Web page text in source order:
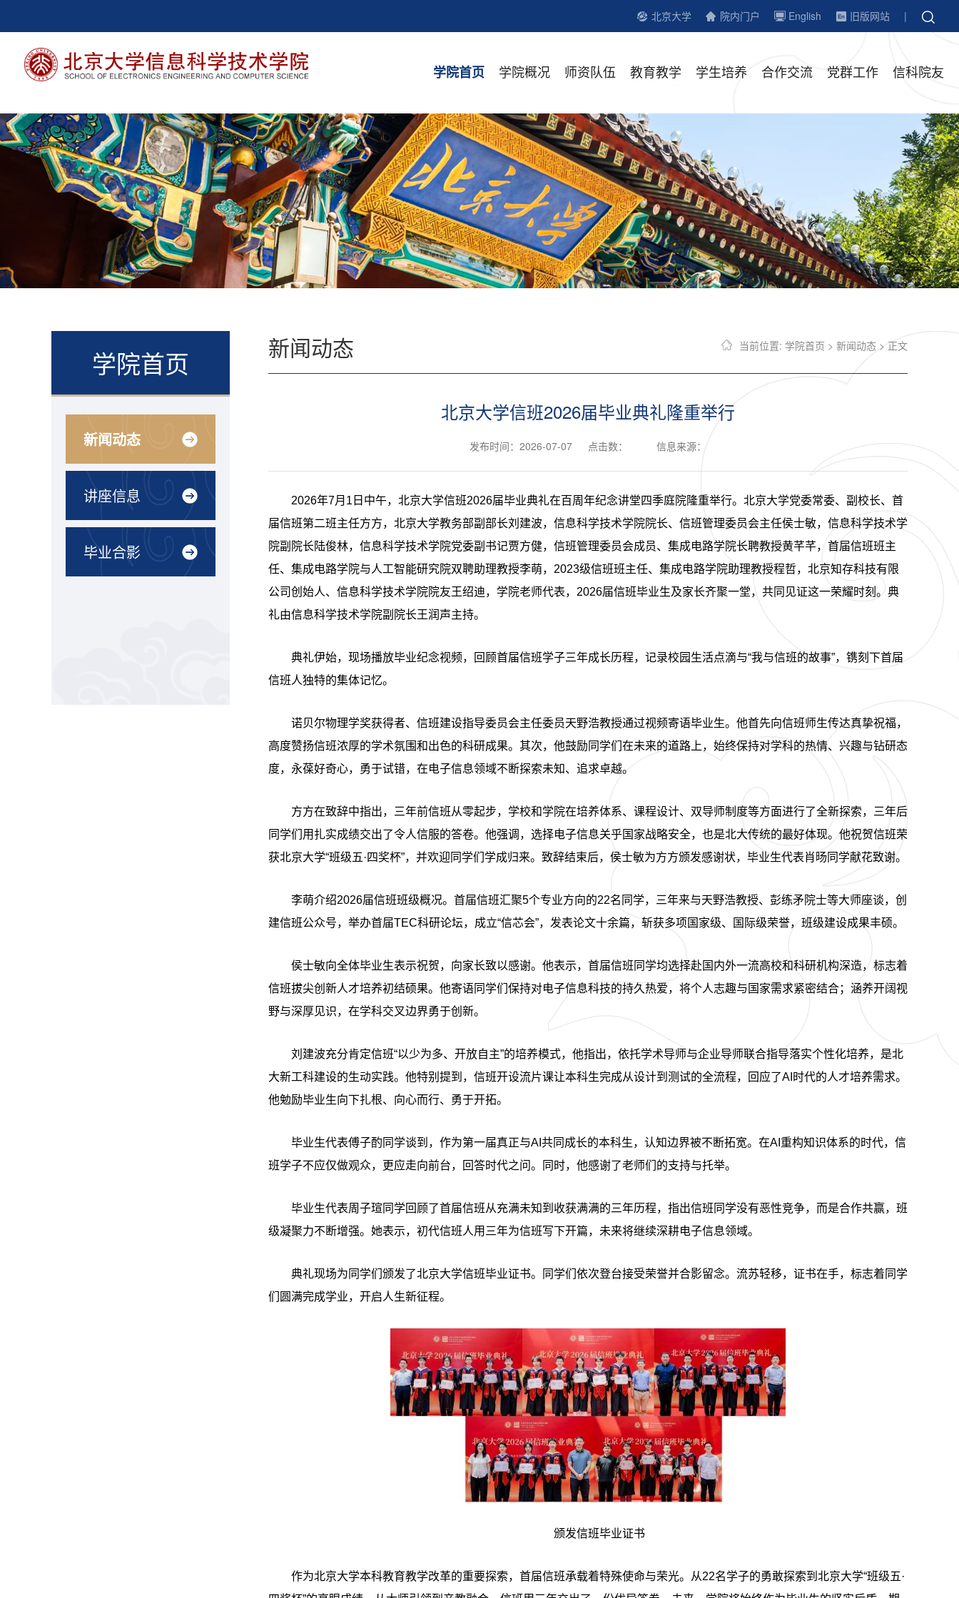
北京大学 院内门户 English 旧版网站 |
学院首页 学院概况 师资队伍 教育教学 学生培养 合作交流 党群工作 信科院友
学院首页
新闻动态
讲座信息
毕业合影
新闻动态 当前位置: 学院首页 > 新闻动态 > 正文
北京大学信班2026届毕业典礼隆重举行
发布时间：2026-07-07 点击数： 信息来源：
2026年7月1日中午，北京大学信班2026届毕业典礼在百周年纪念讲堂四季庭院隆重举行。北京大学党委常委、副校长、首
届信班第二班主任方方，北京大学教务部副部长刘建波，信息科学技术学院院长、信班管理委员会主任侯士敏，信息科学技术学
院副院长陆俊林，信息科学技术学院党委副书记贾方健，信班管理委员会成员、集成电路学院长聘教授黄芊芊，首届信班班主
任、集成电路学院与人工智能研究院双聘助理教授李萌，2023级信班班主任、集成电路学院助理教授程哲， 北京知存科技有限
公司创始人、信息科学技术学院院友王绍迪，学院老师代表， 2026届信班毕业生及家长齐聚一堂，共同见证这一荣耀时刻。典
礼由信息科学技术学院副院长王润声主持。
典礼伊始，现场播放毕业纪念视频，回顾首届信班学子三年成长历程，记录校园生活点滴与“我与信班的故事”，镌刻下首届
信班人独特的集体记忆。
诺贝尔物理学奖获得者、信班建设指导委员会主任委员天野浩教授通过视频寄语毕业生。他首先向信班师生传达真挚祝福，
高度赞扬信班浓厚的学术氛围和出色的科研成果。其次，他鼓励同学们在未来的道路上，始终保持对学科的热情、兴趣与钻研态
度，永葆好奇心，勇于试错，在电子信息领域不断探索未知、追求卓越。
方方在致辞中指出，三年前信班从零起步，学校和学院在培养体系、课程设计、双导师制度等方面进行了全新探索，三年后
同学们用扎实成绩交出了令人信服的答卷。他强调，选择电子信息关乎国家战略安全，也是北大传统的最好体现。他祝贺信班荣
获北京大学“班级五·四奖杯”，并欢迎同学们学成归来。致辞结束后，侯士敏为方方颁发感谢状，毕业生代表肖旸同学献花致谢。
李萌介绍2026届信班班级概况。首届信班汇聚5个专业方向的22名同学，三年来与天野浩教授、彭练矛院士等大师座谈，创
建信班公众号，举办首届TEC科研论坛，成立“信芯会”，发表论文十余篇，斩获多项国家级、国际级荣誉，班级建设成果丰硕。
侯士敏向全体毕业生表示祝贺，向家长致以感谢。他表示，首届信班同学均选择赴国内外一流高校和科研机构深造，标志着
信班拔尖创新人才培养初结硕果。他寄语同学们保持对电子信息科技的持久热爱，将个人志趣与国家需求紧密结合；涵养开阔视
野与深厚见识，在学科交叉边界勇于创新。
刘建波充分肯定信班“以少为多、开放自主”的培养模式，他指出，依托学术导师与企业导师联合指导落实个性化培养，是北
大新工科建设的生动实践。他特别提到，信班开设流片课让本科生完成从设计到测试的全流程，回应了AI时代的人才培养需求。
他勉励毕业生向下扎根、向心而行、勇于开拓。
毕业生代表傅子酌同学谈到，作为第一届真正与AI共同成长的本科生，认知边界被不断拓宽。在AI重构知识体系的时代，信
班学子不应仅做观众，更应走向前台，回答时代之问。同 时，他感谢了老师们的支持与托举。
毕业生代表周子瑄同学回顾了首届信班从充满未知到收获满满的三年历程，指出信班同学没有恶性竞争，而是合作共赢，班
级凝聚力不断增强。她表示，初代信班人用三年为信班写下开篇，未来将继续深耕电子信息领域。
典礼现场为同学们颁发了北京大学信班毕业证书。同学们依次登台接受荣誉并合影留念。流苏轻移，证书在手，标志着同学
们圆满完成学业，开启人生新征程。
颁发信班毕业证书
作为北京大学本科教育教学改革的重要探索，首届信班承载着特殊使命与荣光。从22名学子的勇敢探索到北京大学“班级五·